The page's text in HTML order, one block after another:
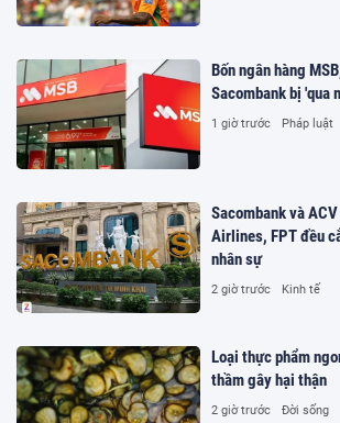
Bốn ngân hàng
Sacombank bị 'qua
1 giờ trước Pháp luật
Sacombank và
Airlines, FPT đều
nhân sự
2 giờ trước Kinh tế
Loại thực phẩm
thầm gây hại thận
2 giờ trước Đời sống